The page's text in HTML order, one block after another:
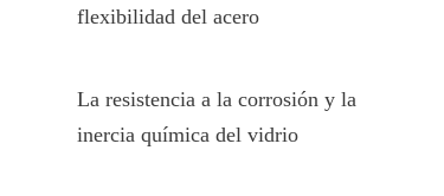
flexibilidad del acero
La resistencia a la corrosión y la
inercia química del vidrio